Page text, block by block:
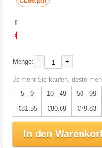
Preis:
€85.84
Menge: - +
Je mehr Sie kaufen, desto
5 - 9
10 - 49 50 - 99
€81.55 €80.69 €79.83
In den